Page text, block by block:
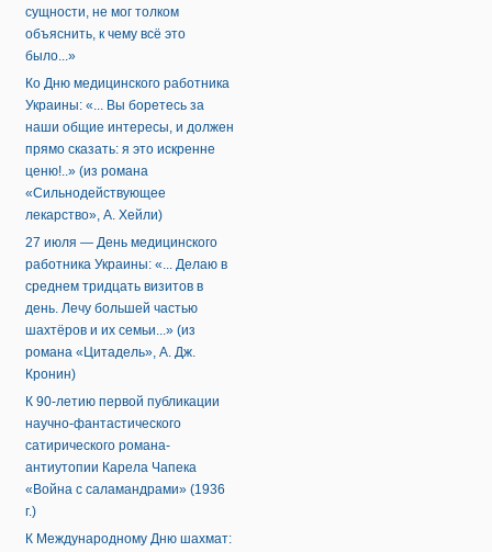
сущности, не мог толком
объяснить, к чему всё это
было...»
Ко Дню медицинского работника
Украины: «... Вы боретесь за
наши общие интересы, и должен
прямо сказать: я это искренне
ценю!..» (из романа
«Сильнодействующее
лекарство», А. Хейли)
27 июля — День медицинского
работника Украины: «... Делаю в
среднем тридцать визитов в
день. Лечу большей частью
шахтёров и их семьи...» (из
романа «Цитадель», А. Дж.
Кронин)
К 90-летию первой публикации
научно-фантастического
сатирического романа-
антиутопии Карела Чапека
«Война с саламандрами» (1936
г.)
К Международному Дню шахмат: